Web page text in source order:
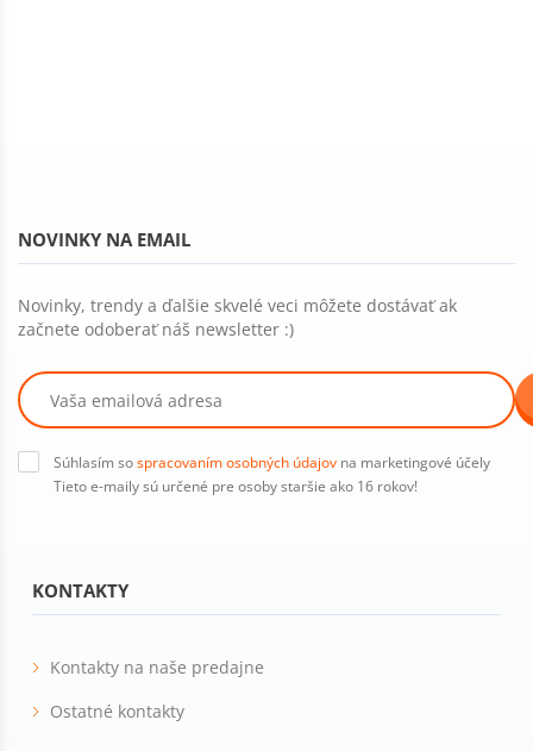
KONTAKTY
Kontakty na naše predajne
Ostatné kontakty
NOVINKY NA EMAIL
Novinky, trendy a ďalšie skvelé veci môžete dostávať ak
začnete odoberať náš newsletter :)
Súhlasím sospracovaním osobných údajov na marketingové účely
Tieto e-maily sú určené pre osoby staršie ako 16 rokov!